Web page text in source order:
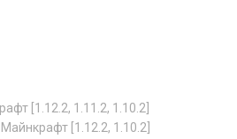
[1.12.2, 1.11.2, 1.10.2]
[1.12.2, 1.10.2]